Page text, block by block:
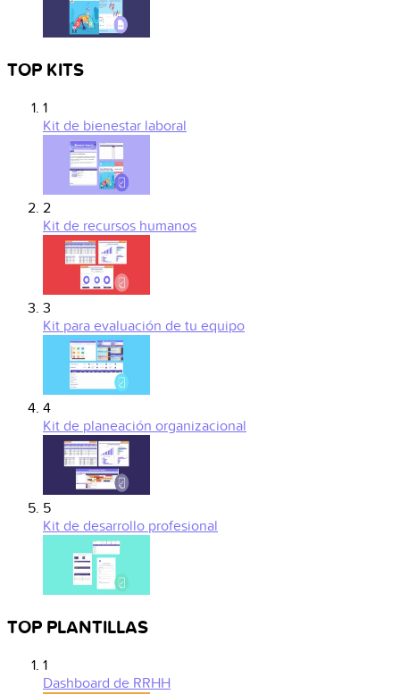
TOP KITS
1
Kit de bienestar laboral
2
Kit de recursos humanos
3
Kit para evaluación de tu equipo
4
Kit de planeación organizacional
5
Kit de desarrollo profesional
TOP PLANTILLAS
1
Dashboard de RRHH